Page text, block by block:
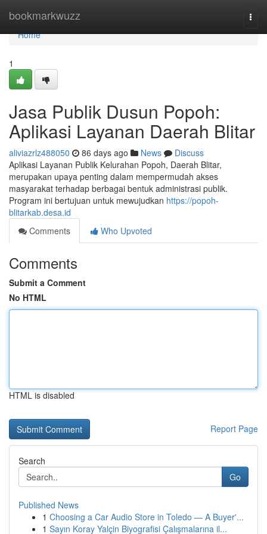
bookmarkwuzz
Home
Home
1
Jasa Publik Dusun Popoh:
Aplikasi Layanan Daerah Blitar
aliviazrlz488050 86 days ago News
Discuss
Aplikasi Layanan Publik Kelurahan Popoh, Daerah Blitar,
merupakan upaya penting dalam mempermudah akses
masyarakat terhadap berbagai bentuk administrasi publik.
Program ini bertujuan untuk mewujudkan https://popoh-
blitarkab.desa.id
Comments
Who Upvoted
Comments
Submit a Comment
No HTML
HTML is disabled
Report Page
Search
Go
Published News
1 Choosing a Car Audio Store in Toledo — A Buyer'...
1 Sayın Koray Yalçin Biyografisi Çalışmalarına il...